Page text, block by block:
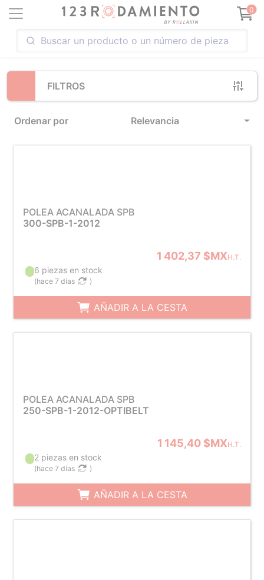
0
FILTROS
Ordenar por Relevancia
Loading...
POLEA ACANALADA SPB
300-SPB-1-2012
1 402,37 $MXH.T.
6 piezas en stock
(hace 7 días )
AÑADIR A LA CESTA
POLEA ACANALADA SPB
250-SPB-1-2012-OPTIBELT
1 145,40 $MXH.T.
2 piezas en stock
(hace 7 días )
AÑADIR A LA CESTA